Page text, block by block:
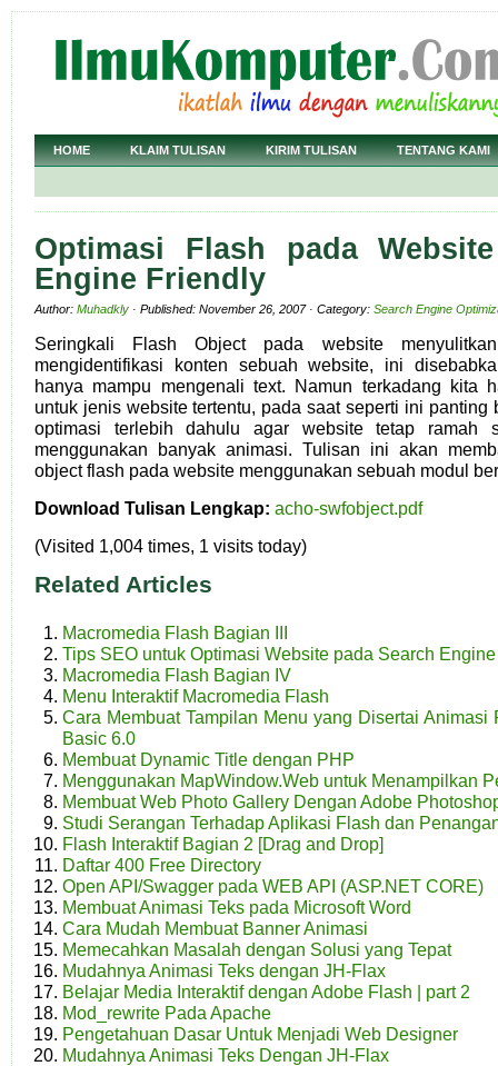
HOME KLAIM TULISAN KIRIM TULISAN TENTANG KAMI
Optimasi Flash pada
Engine Friendly
Author: Muhadkly · Published: November 26, 2007 · Category: Search Engine
Seringkali Flash Object pada website
mengidentifikasi konten sebuah website, ini
hanya mampu mengenali text. Namun terkadang kita
untuk jenis website tertentu, pada saat seperti ini panting
optimasi terlebih dahulu agar website tetap ramah
menggunakan banyak animasi. Tulisan ini akan
object flash pada website menggunakan sebuah modul
Download Tulisan Lengkap: acho-swfobject.pdf
(Visited 1,004 times, 1 visits today)
Related Articles
Macromedia Flash Bagian III
Tips SEO untuk Optimasi Website pada Search Engine
Macromedia Flash Bagian IV
Menu Interaktif Macromedia Flash
Cara Membuat Tampilan Menu yang Disertai
Basic 6.0
Membuat Dynamic Title dengan PHP
Menggunakan MapWindow.Web untuk Menampilkan
Membuat Web Photo Gallery Dengan Adobe
Studi Serangan Terhadap Aplikasi Flash dan
Flash Interaktif Bagian 2 [Drag and Drop]
Daftar 400 Free Directory
Open API/Swagger pada WEB API (ASP.NET CORE)
Membuat Animasi Teks pada Microsoft Word
Cara Mudah Membuat Banner Animasi
Memecahkan Masalah dengan Solusi yang Tepat
Mudahnya Animasi Teks dengan JH-Flax
Belajar Media Interaktif dengan Adobe Flash | part 2
Mod_rewrite Pada Apache
Pengetahuan Dasar Untuk Menjadi Web Designer
Mudahnya Animasi Teks Dengan JH-Flax